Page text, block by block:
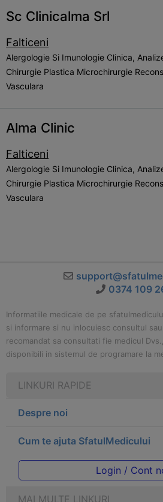
Sc Clinicalma Srl
Falticeni
Alergologie Si Imunologie Clinica,
Chirurgie Plastica Microchirurgie
Vasculara
Alma Clinic
Falticeni
Alergologie Si Imunologie Clinica,
Chirurgie Plastica Microchirurgie
Vasculara
0374 109
Informatiile medicale de pe
si informare si nu inlocuiesc consultul
recomandat sa consultati fie medicul
disponibili in sistemul de programare la
LINKURI RAPIDE
Despre noi
Cum te ajuta SfatulMedicului
Login / Cont
MAI MULTE LINKURI